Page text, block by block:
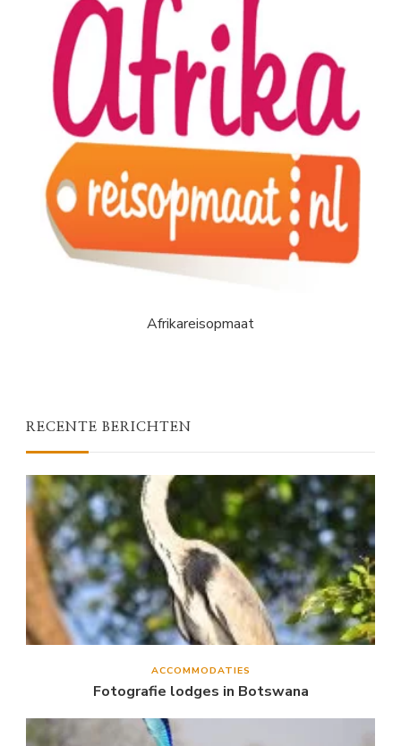
Afrikareisopmaat
RECENTE BERICHTEN
ACCOMMODATIES
Fotografie lodges in Botswana